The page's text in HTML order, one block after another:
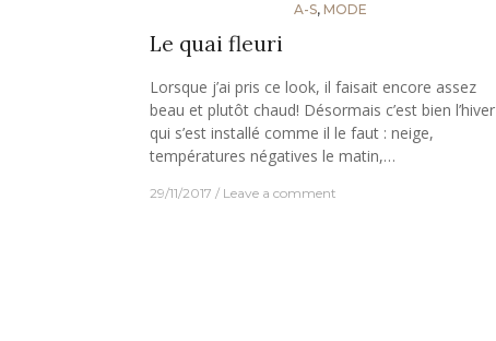
A-S, MODE
Le quai fleuri
Lorsque j’ai pris ce look, il faisait encore assez
beau et plutôt chaud! Désormais c’est bien l’hiver
qui s’est installé comme il le faut : neige,
températures négatives le matin,…
29/11/2017 Leave a comment